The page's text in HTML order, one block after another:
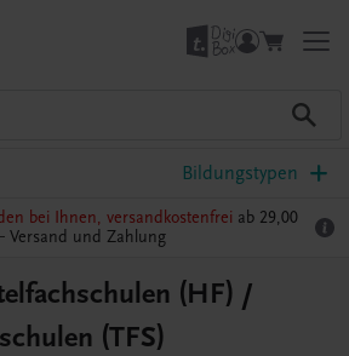
Bildungstypen
bei Ihnen, versandkostenfrei ab 29,00
Versand und Zahlung
(HF) /
(TFS)